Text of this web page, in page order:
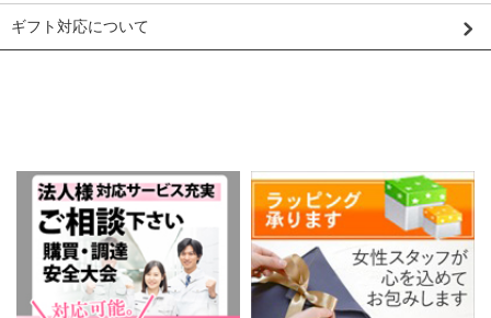
ギフト対応について